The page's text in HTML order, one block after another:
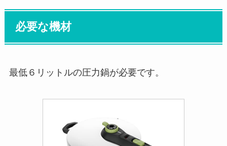
必要な機材
最低６リットルの圧力鍋が必要です。